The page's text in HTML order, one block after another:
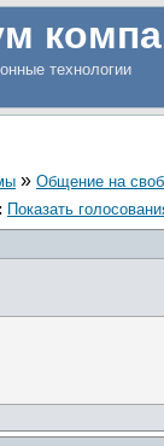
технологии
» Общение на
Показать